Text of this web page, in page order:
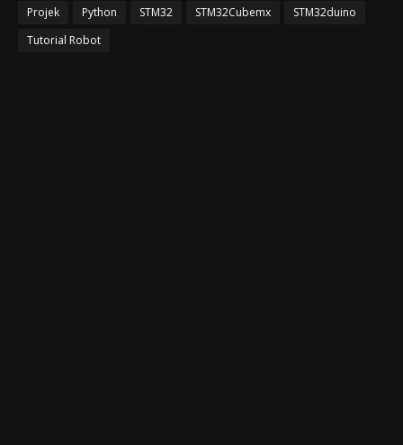
Projek
Python STM32 STM32Cubemx
STM32duino
Tutorial Robot